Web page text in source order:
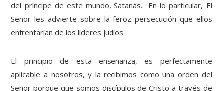
del príncipe de este mundo, Satanás. En lo particular, El
Señor les advierte sobre la feroz persecución que ellos
enfrentarían de los líderes judíos.
El principio de esta enseñanza, es perfectamente
aplicable a nosotros, y la recibimos como una orden del
Señor porque que somos discípulos de Cristo a través de